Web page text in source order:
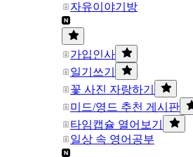
자유이야기방
가입인사
일기쓰기
꽃 사진 자랑하기
미드/영드 추천 게시판
타임캡슐 열어보기
일상 속 영어공부